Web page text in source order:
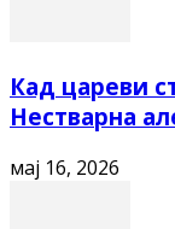
Кад цареви
Нестварна
мај 16, 2026